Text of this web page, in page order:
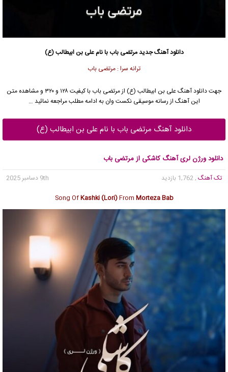
دانلود آهنگ جدیدمرتضی باب با نام علی بن ابیطالب (ع)
ترانه سرا : مرتضی باب
جهت دانلود آهنگ علی بن ابیطالب (ع) ازمرتضی باب
با کیفیت ۱۲۸ و ۳۲۰ و مشاهده متن
این آهنگ از رسانه موسیقی نکست وان به ادامه مطلب مراجعه نمائید …
دانلود آهنگ مرتضی باب با نام علی بن ابیطالب (ع)
دانلود ورژن لری آهنگ کاشکی از مرتضی باب
تک آهنگ , 1,762 بازدید
9th دسامبر 2025
Song OfKashki (Lori)From Morteza Bab